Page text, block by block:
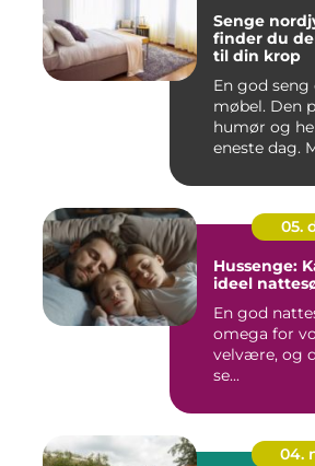
Senge
finder du
til din krop
En god
møbel. Den
humør og
eneste dag.
05.
Hussenge:
ideel
En god
omega for
velvære, og
se...
04.